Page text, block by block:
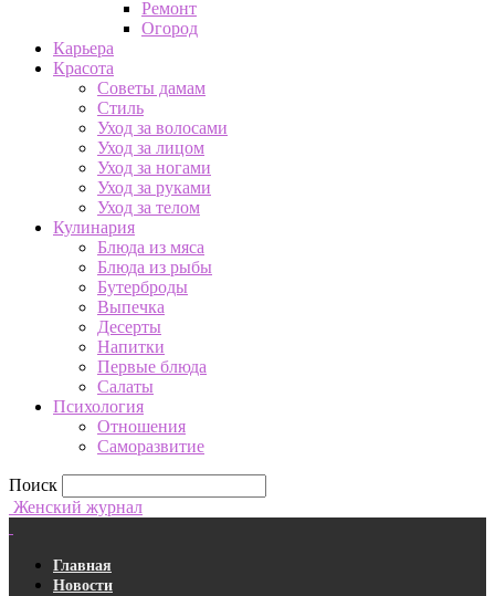
Ремонт
Огород
Карьера
Красота
Советы дамам
Стиль
Уход за волосами
Уход за лицом
Уход за ногами
Уход за руками
Уход за телом
Кулинария
Блюда из мяса
Блюда из рыбы
Бутерброды
Выпечка
Десерты
Напитки
Первые блюда
Салаты
Психология
Отношения
Саморазвитие
Поиск
Женский журнал
Главная
Новости